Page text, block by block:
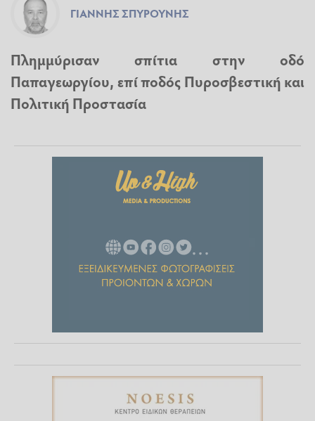
ΓΙΆΝΝΗΣ ΣΠΥΡΟΎΝΗΣ
Πλημμύρισαν σπίτια στην οδό
Παπαγεωργίου, επί ποδός Πυροσβεστική και
Πολιτική Προστασία